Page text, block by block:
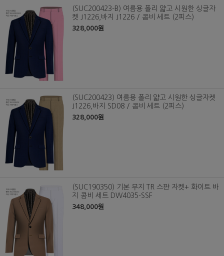
(SUC200423-B) 여름용 폴리 얇고 시원한 싱글자
켓 J1226,바지 J1226 / 콤비 세트 (2피스)
328,000원
(SUC200423) 여름용 폴리 얇고 시원한 싱글자켓
J1226,바지 SD08 / 콤비 세트 (2피스)
328,000원
(SUC190350) 기본 무지 TR 스판 자켓+ 화이트 바
지 콤비 세트 DW4035-SSF
348,000원